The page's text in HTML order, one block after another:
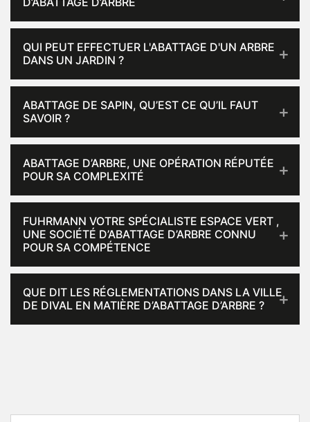
QUI PEUT EFFECTUER L'ABATTAGE D'UN ARBRE
DANS UN JARDIN ?
ABATTAGE DE SAPIN, QU’EST CE QU’IL FAUT
SAVOIR ?
ABATTAGE D’ARBRE, UNE OPÉRATION RÉPUTÉE
POUR SA COMPLEXITÉ
FUHRMANN VOTRE SPÉCIALISTE ESPACE VERT ,
UNE SOCIÉTÉ D’ABATTAGE D’ARBRE CONNU
POUR SA COMPÉTENCE
QUE DIT LES RÉGLEMENTATIONS DANS LA VILLE
DE DIVAL EN MATIÈRE D’ABATTAGE D’ARBRE ?